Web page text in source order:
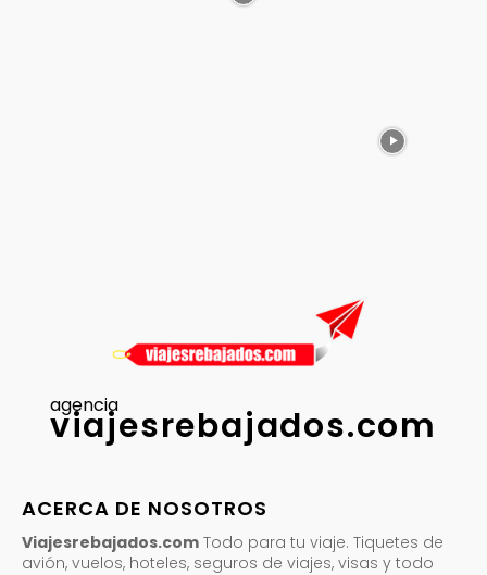
agencia
viajesrebajados.com
ACERCA DE NOSOTROS
Viajesrebajados.com Todo para tu viaje. Tiquetes de
avión, vuelos, hoteles, seguros de viajes, visas y todo